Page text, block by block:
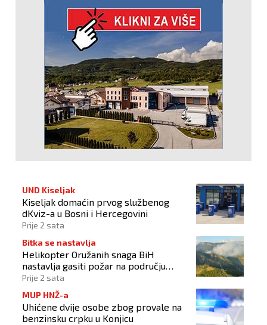
UND Kiseljak
Kiseljak domaćin prvog službenog
dKviz-a u Bosni i Hercegovini
Prije 2 sata
Bitka se nastavlja
Helikopter Oružanih snaga BiH
nastavlja gasiti požar na području
Konjica
Prije 2 sata
MUP HNŽ-a
Uhićene dvije osobe zbog provale na
benzinsku crpku u Konjicu